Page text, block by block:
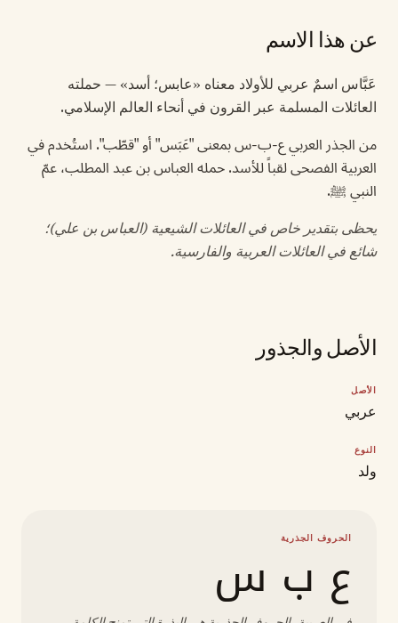
عن هذا الاسم
عَبَّاس اسمٌ عربي للأولاد معناه «عابس؛ أسد» — حملته
العائلات المسلمة عبر القرون في أنحاء العالم الإسلامي.
من الجذر العربي ع-ب-س بمعنى "عَبَس" أو "قطّب". استُخدم في
العربية الفصحى لقباً للأسد. حمله العباس بن عبد المطلب، عمّ
النبي ﷺ.
يحظى بتقدير خاص في العائلات الشيعية (العباس بن علي)؛
شائع في العائلات العربية والفارسية.
الأصل والجذور
الأصل
عربي
النوع
ولد
الحروف الجذرية
ع ب س